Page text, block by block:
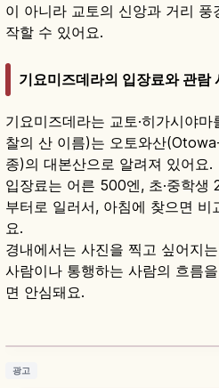
이 아니라 교토의 신앙과 거리 풍
작할 수 있어요.
기요미즈데라의 입장료와 관람
기요미즈데라는 교토·히가시야
찰의 산 이름)는 오토와산
종)의 대본산으로 알려져 있어요.
입장료는 어른 500엔, 초·중학생
부터로 일러서, 아침에 찾으면 비
요.
경내에서는 사진을 찍고 싶어지
사람이나 통행하는 사람의 흐름
면 안심돼요.
기요미즈데라｜교토 세계유산
광고